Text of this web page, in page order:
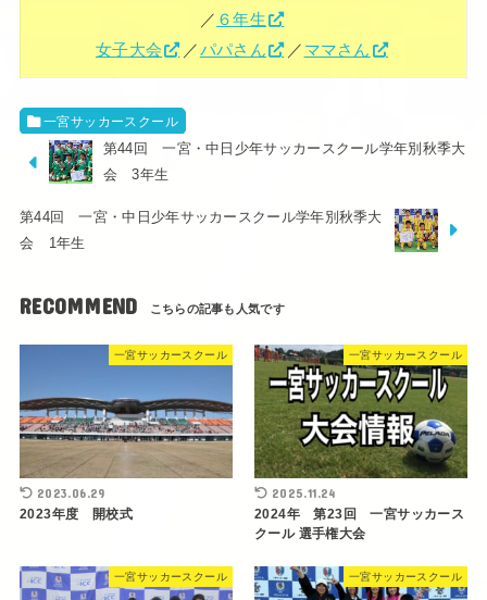
／ ６年生
女子大会
／パパさん ／ ママさん
一宮サッカースクール
第44回 一宮・中日少年サッカースクール学年別秋季大
会 3年生
第44回 一宮・中日少年サッカースクール学年別秋季大
会 1年生
RECOMMEND
一宮サッカースクール
2023.06.29
2023年度 開校式
一宮サッカースクール
2025.11.24
2024年 第23回 一宮サッカース
クール 選手権大会
一宮サッカースクール 一宮サッカースクール